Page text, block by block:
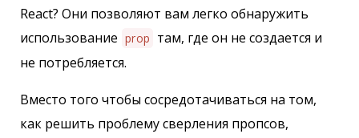
React? Они позволяют вам легко обнаружить
использование prop там, где он не создается и
не потребляется.
Вместо того чтобы сосредотачиваться на том,
как решить проблему сверления пропсов,